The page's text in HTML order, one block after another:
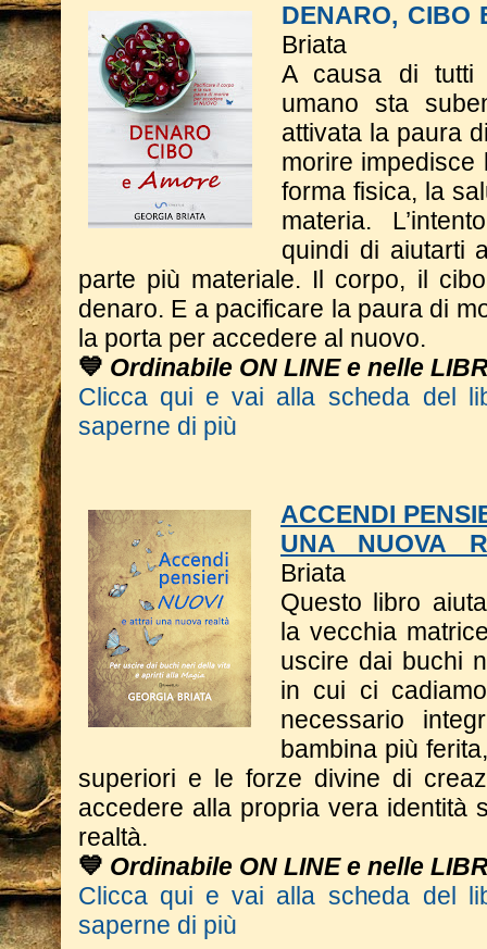
DENARO, CIBO
Briata
A causa di tutti
umano sta
attivata la paura
morire
forma fisica, la
materia.
quindi di aiutarti
parte più materiale. Il corpo, il
denaro. E a pacificare la paura di
la porta per accedere al nuovo.
💙 Ordinabile ON LINE e nelle
Clicca qui e vai alla scheda del
saperne di più
ACCENDI
UNA NUOVA
Briata
Questo libro a
la vecchia
uscire dai buchi
in cui ci
necessario
bambina più
superiori e le forze divine di
accedere alla propria vera identità
realtà.
💙 Ordinabile ON LINE e nelle
Clicca qui e vai alla scheda del
saperne di più